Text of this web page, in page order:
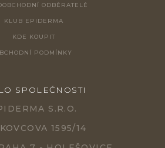
ODBĚRATELÉ
KLUB EPIDERMA
KDE KOUPIT
PODMÍNKY
SPOLEČNOSTI
S.R.O.
1595/14